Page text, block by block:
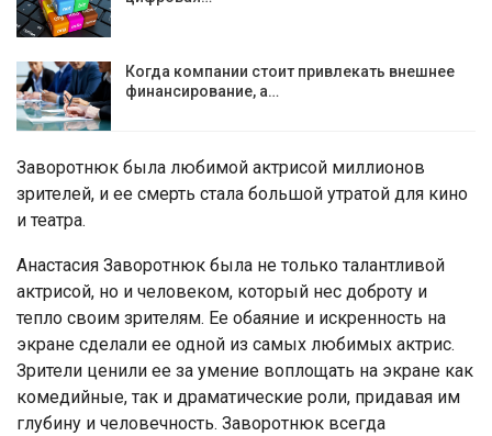
Когда компании стоит привлекать внешнее
финансирование, а…
Заворотнюк была любимой актрисой миллионов
зрителей, и ее смерть стала большой утратой для кино
и театра.
Анастасия Заворотнюк была не только талантливой
актрисой, но и человеком, который нес доброту и
тепло своим зрителям. Ее обаяние и искренность на
экране сделали ее одной из самых любимых актрис.
Зрители ценили ее за умение воплощать на экране как
комедийные, так и драматические роли, придавая им
глубину и человечность. Заворотнюк всегда